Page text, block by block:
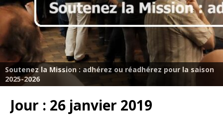
Soutenez la Mission : adhérez ou réadhérez pour la saison
2025-2026
Jour : 26 janvier 2019